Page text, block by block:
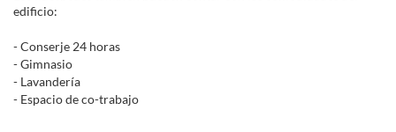
edificio:
- Conserje 24 horas
- Gimnasio
- Lavandería
- Espacio de co-trabajo